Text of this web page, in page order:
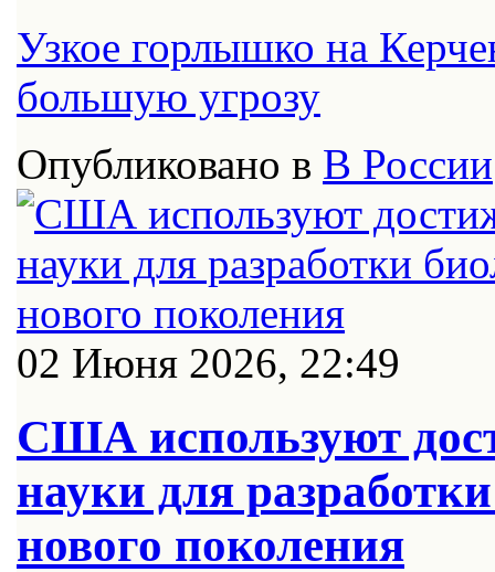
Узкое горлышко на
большую угрозу
Опубликовано в В России
02 Июня 2026, 22:49
США используют
науки для
нового поколения